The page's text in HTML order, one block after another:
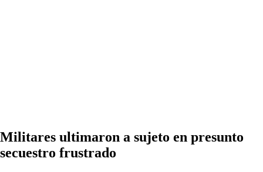
Militares ultimaron a sujeto en presunto
secuestro frustrado